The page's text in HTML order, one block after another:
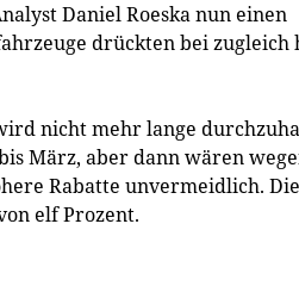
Daniel Roeska nun einen
drückten bei zugleich
nicht mehr lange
März, aber dann wären
Rabatte unvermeidlich. Die
elf Prozent.